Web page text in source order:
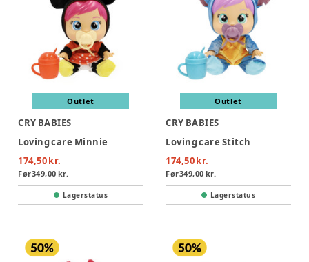
Outlet
CRY BABIES
Loving care Minnie
174,50 kr.
Før349,00 kr.
Lagerstatus
Outlet
CRY BABIES
Loving care Stitch
174,50 kr.
Før349,00 kr.
Lagerstatus